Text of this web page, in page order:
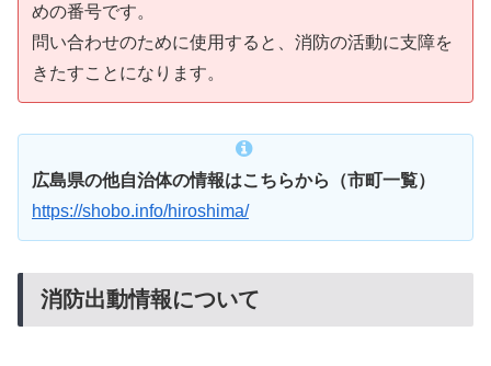
めの番号です。
問い合わせのために使用すると、消防の活動に支障を
きたすことになります。
広島県の他自治体の情報はこちらから（市町一覧）
https://shobo.info/hiroshima/
消防出動情報について